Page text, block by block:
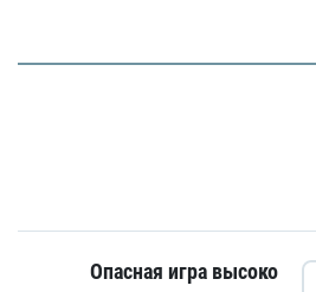
Опасная игра высоко